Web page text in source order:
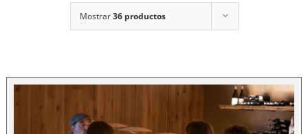
Mostrar36 productos